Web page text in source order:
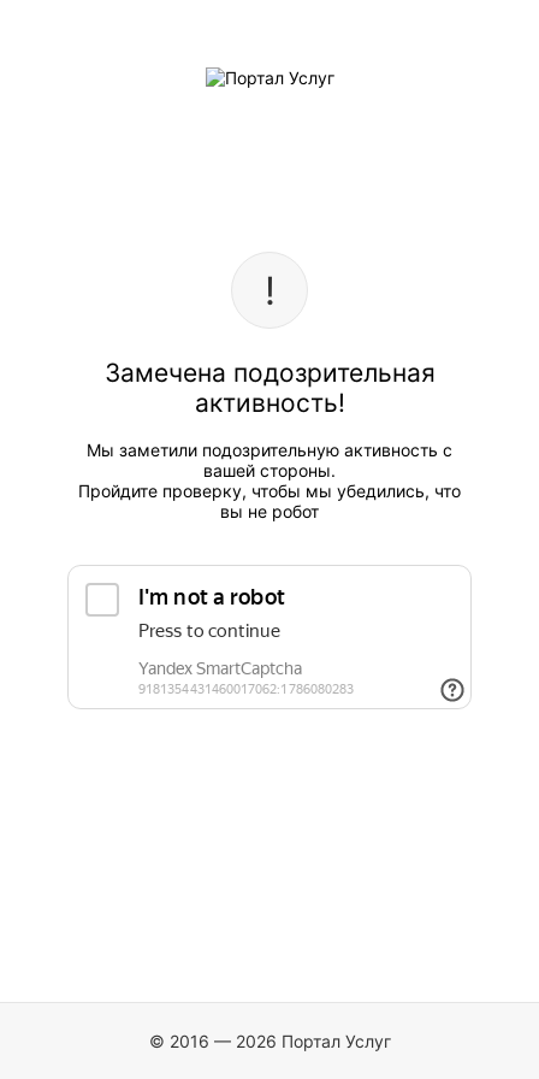
Замечена подозрительная
активность!
Мы заметили подозрительную активность с
вашей стороны.
Пройдите проверку, чтобы мы убедились, что
вы не робот
© 2016 — 2026 Портал Услуг